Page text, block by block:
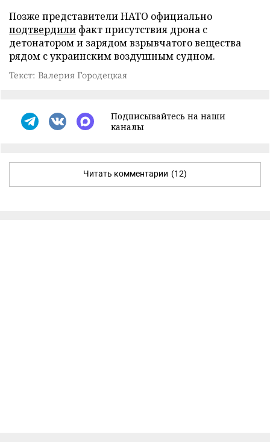
Позже представители НАТО официально
подтвердили факт присутствия дрона с
детонатором и зарядом взрывчатого вещества
рядом с украинским воздушным судном.
Текст: Валерия Городецкая
Подписывайтесь на наши
каналы
Читать комментарии (12)